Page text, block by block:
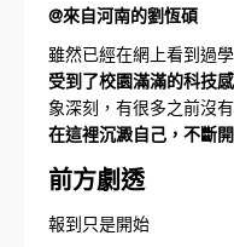
@來自河南的劉恆碩
雖然已經在網上看到過
受到了校園滿滿的科技
象深刻，有很多之前沒
在這裡沉澱自己，不斷
前方劇透
報到只是開始